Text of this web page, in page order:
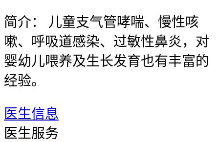
简介：
儿童支气管哮喘、慢性咳
嗽、呼吸道感染、过敏性鼻炎，对
婴幼儿喂养及生长发育也有丰富的
经验。
医生信息
医
医生服务